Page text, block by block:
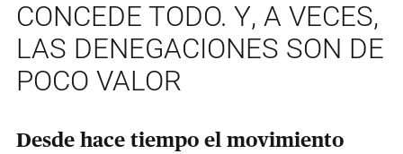
CONCEDE TODO. Y, A VECES,
LAS DENEGACIONES SON DE
POCO VALOR
Desde hace tiempo el movimiento